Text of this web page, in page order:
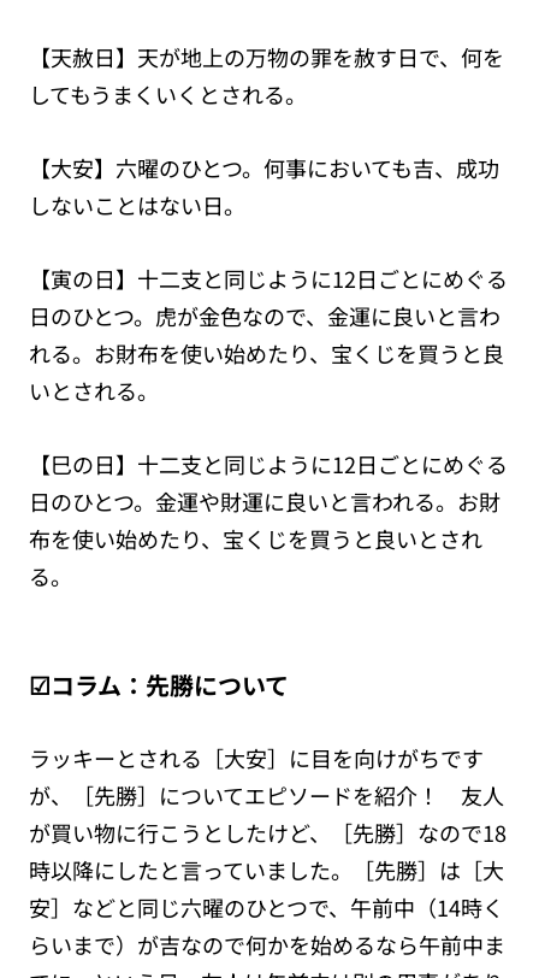
【天赦日】天が地上の万物の罪を赦す日で、何を
してもうまくいくとされる。
【大安】六曜のひとつ。何事においても吉、成功
しないことはない日。
【寅の日】十二支と同じように12日ごとにめぐる
日のひとつ。虎が金色なので、金運に良いと言わ
れる。お財布を使い始めたり、宝くじを買うと良
いとされる。
【巳の日】十二支と同じように12日ごとにめぐる
日のひとつ。金運や財運に良いと言われる。お財
布を使い始めたり、宝くじを買うと良いとされ
る。
☑コラム：先勝について
ラッキーとされる［大安］に目を向けがちです
が、［先勝］についてエピソードを紹介！ 友人
が買い物に行こうとしたけど、［先勝］なので18
時以降にしたと言っていました。［先勝］は［大
安］などと同じ六曜のひとつで、午前中（14時く
らいまで）が吉なので何かを始めるなら午前中ま